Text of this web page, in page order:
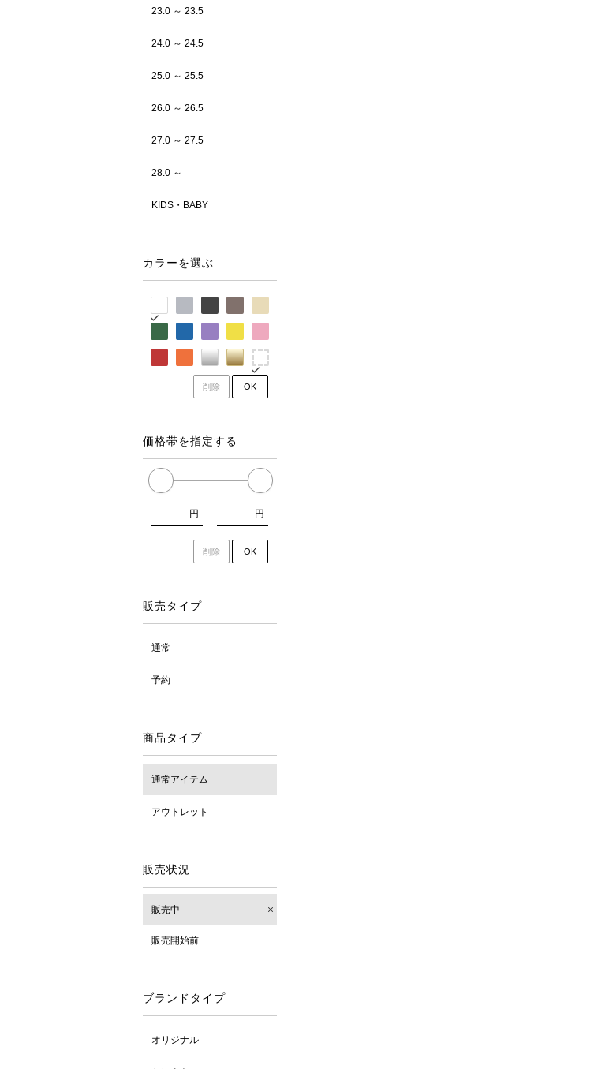
23.0 ～ 23.5
24.0 ～ 24.5
25.0 ～ 25.5
26.0 ～ 26.5
27.0 ～ 27.5
28.0 ～
KIDS・BABY
カラーを選ぶ
削除 OK
価格帯を指定する
円 円
削除 OK
販売タイプ
通常
予約
商品タイプ
通常アイテム
アウトレット
販売状況
販売中
販売開始前
ブランドタイプ
オリジナル